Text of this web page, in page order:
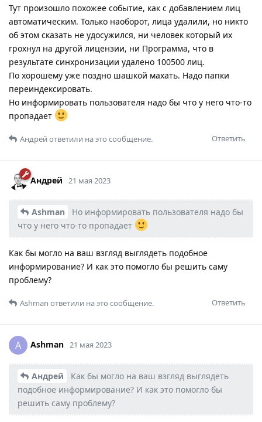
Тут произошло похожее событие, как с добавлением лиц
автоматическим. Только наоборот, лица удалили, но никто
об этом сказать не удосужился, ни человек который их
грохнул на другой лицензии, ни Программа, что в
результате синхронизации удалено 100500 лиц.
По хорошему уже поздно шашкой махать. Надо папки
переиндексировать.
Но информировать пользователя надо бы что у него что-то
пропадает
Ответить
Андрейответили на это сообщение.
Андрей 21 мая 2023
Ashman
Но информировать пользователя надо бы
что у него что-то пропадает
Как бы могло на ваш взгляд выглядеть подобное
информирование? И как это помогло бы решить саму
проблему?
Ответить
Ashman ответили на это сообщение.
A Ashman 21 мая 2023
Андрей
Как бы могло на ваш взгляд выглядеть
подобное информирование? И как это помогло бы
решить саму проблему?